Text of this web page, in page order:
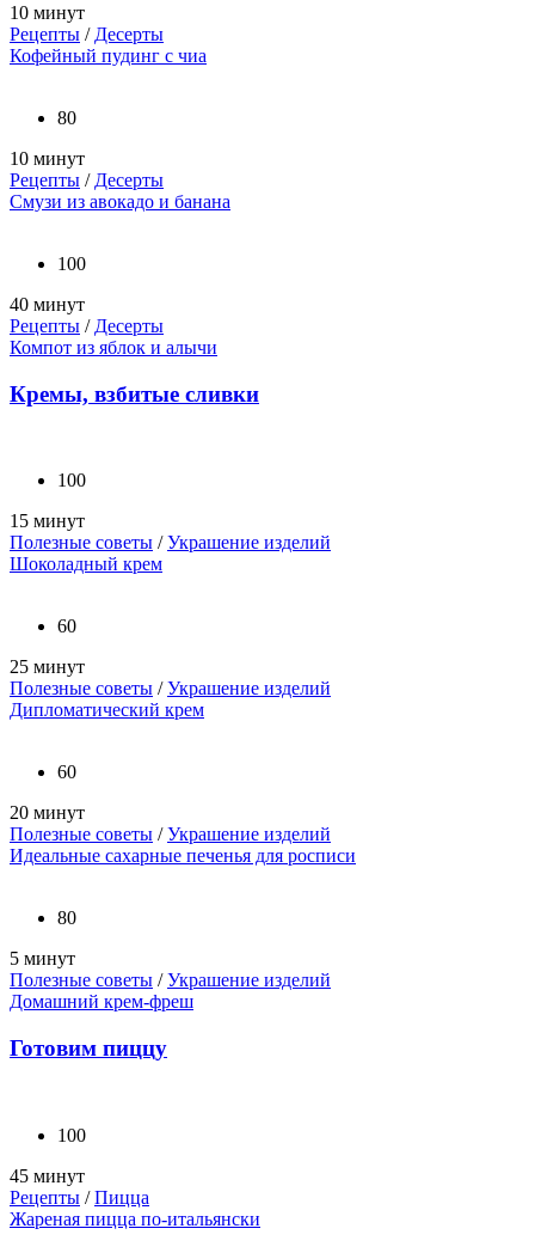
10 минут
Рецепты / Десерты
Кофейный пудинг с чиа
80
10 минут
Рецепты / Десерты
Смузи из авокадо и банана
100
40 минут
Рецепты / Десерты
Компот из яблок и алычи
Кремы, взбитые сливки
100
15 минут
Полезные советы /Украшение изделий
Шоколадный крем
60
25 минут
Полезные советы /Украшение изделий
Дипломатический крем
60
20 минут
Полезные советы /Украшение изделий
Идеальные сахарные печенья для росписи
80
5 минут
Полезные советы /Украшение изделий
Домашний крем-фреш
Готовим пиццу
100
45 минут
Рецепты /Пицца
Жареная пицца по-итальянски